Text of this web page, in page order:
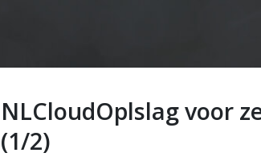
NLCloudOplslag voor
(1/2)